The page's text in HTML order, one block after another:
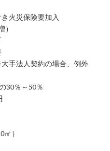
災保険要加入
法人契約の場合、例外
30％～50％
）